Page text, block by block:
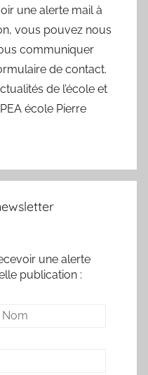
une alerte mail à
vous pouvez nous
communiquer
de contact.
de l’école et
école Pierre
une alerte
publication :